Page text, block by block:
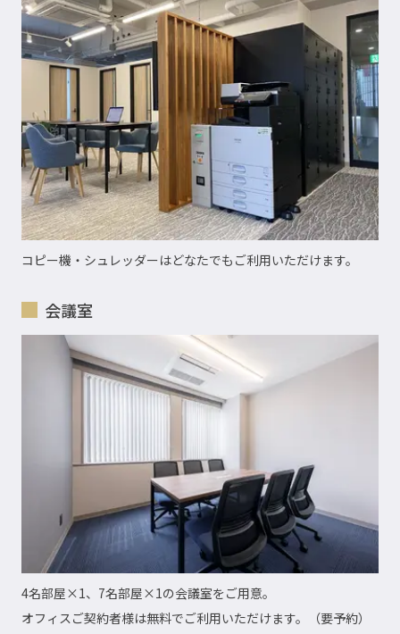
コピー機・シュレッダーはどなたでもご利用いただけます。
会議室
4名部屋×1、7名部屋×1の会議室をご用意。
オフィスご契約者様は無料でご利用いただけます。（要予約）